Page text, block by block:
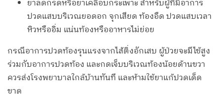
ยาลดกรดหรือยาเคลือบกระเพาะ สำหรับผู้ที่มีอาการ
ปวดแสบบริเวณยอดอก จุกเสียด ท้องอืด ปวดแสบเวลา
หิวหรืออิ่ม แน่นท้องหรืออาหารไม่ย่อย
กรณีอาการปวดท้องรุนแรงจากไส้ติ่งอักเสบ ผู้ป่วยจะมีไข้สูง
ร่วมกับอาการปวดท้อง และกดเจ็บบริเวณท้องน้อยด้านขวา
ควรส่งโรงพยาบาลใกล้บ้านทันที และห้ามใช้ยาแก้ปวดเด็ด
ขาด